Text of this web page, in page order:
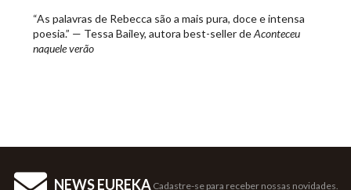
“As palavras de Rebecca são a mais pura, doce e intensa
poesia.” — Tessa Bailey, autora best-seller deAconteceu
naquele verão
NEWS EUREKA Cadastre-se para receber nossas novidades.